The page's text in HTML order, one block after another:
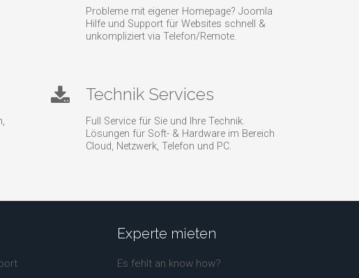
Probleme mit eigener Homepage? Joomla
Hilfe und Support für Websites schnell &
unkompliziert via Telefon/Remote.
Technik Services
Full Service für Sie und Ihre Technik.
Lösungen für Soft- & Hardware im Bereich
Cloud, Netzwerk, Telefon und PC.
Experte mieten
Es fehlt an know how?